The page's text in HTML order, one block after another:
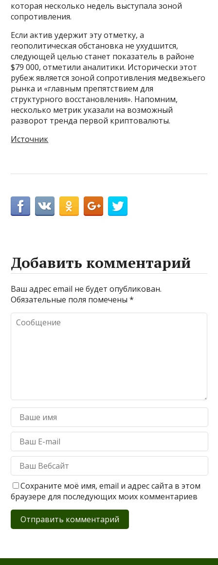
которая несколько недель выступала зоной
сопротивления.
Если актив удержит эту отметку, а
геополитическая обстановка не ухудшится,
следующей целью станет показатель в районе
$79 000, отметили аналитики. Исторически этот
рубеж является зоной сопротивления медвежьего
рынка и «главным препятствием для
структурного восстановления». Напомним,
несколько метрик указали на возможный
разворот тренда первой криптовалюты.
Источник
Добавить комментарий
Ваш адрес email не будет опубликован.
Обязательные поля помечены*
Сохраните моё имя, email и адрес сайта в этом
браузере для последующих моих комментариев